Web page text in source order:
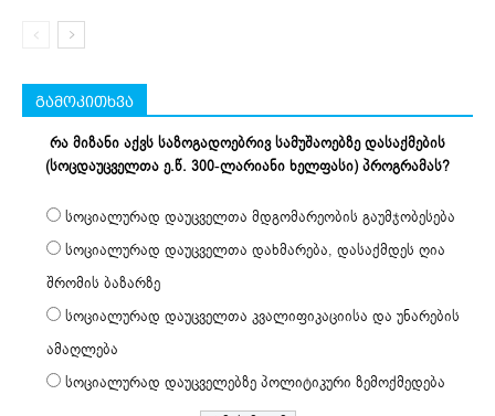
გამოკითხვა
რა მიზანი აქვს საზოგადოებრივ სამუშაოებზე დასაქმების
(სოცდაუცველთა ე.წ. 300-ლარიანი ხელფასი) პროგრამას?
სოციალურად დაუცველთა მდგომარეობის გაუმჯობესება
სოციალურად დაუცველთა დახმარება, დასაქმდეს ღია
შრომის ბაზარზე
სოციალურად დაუცველთა კვალიფიკაციისა და უნარების
ამაღლება
სოციალურად დაუცველებზე პოლიტიკური ზემოქმედება